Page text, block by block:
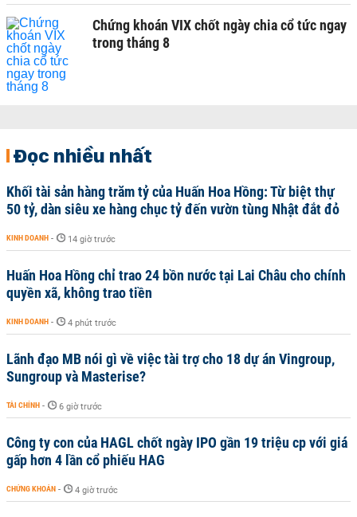
Chứng khoán VIX chốt ngày chia cổ tức ngay
trong tháng 8
Đọc nhiều nhất
Khối tài sản hàng trăm tỷ của Huấn Hoa Hồng: Từ biệt thự
50 tỷ, dàn siêu xe hàng chục tỷ đến vườn tùng Nhật đắt đỏ
KINH DOANH - 14 giờ trước
Huấn Hoa Hồng chỉ trao 24 bồn nước tại Lai Châu cho chính
quyền xã, không trao tiền
KINH DOANH - 4 phút trước
Lãnh đạo MB nói gì về việc tài trợ cho 18 dự án Vingroup,
Sungroup và Masterise?
TÀI CHÍNH - 6 giờ trước
Công ty con của HAGL chốt ngày IPO gần 19 triệu cp với giá
gấp hơn 4 lần cổ phiếu HAG
CHỨNG KHOÁN - 4 giờ trước